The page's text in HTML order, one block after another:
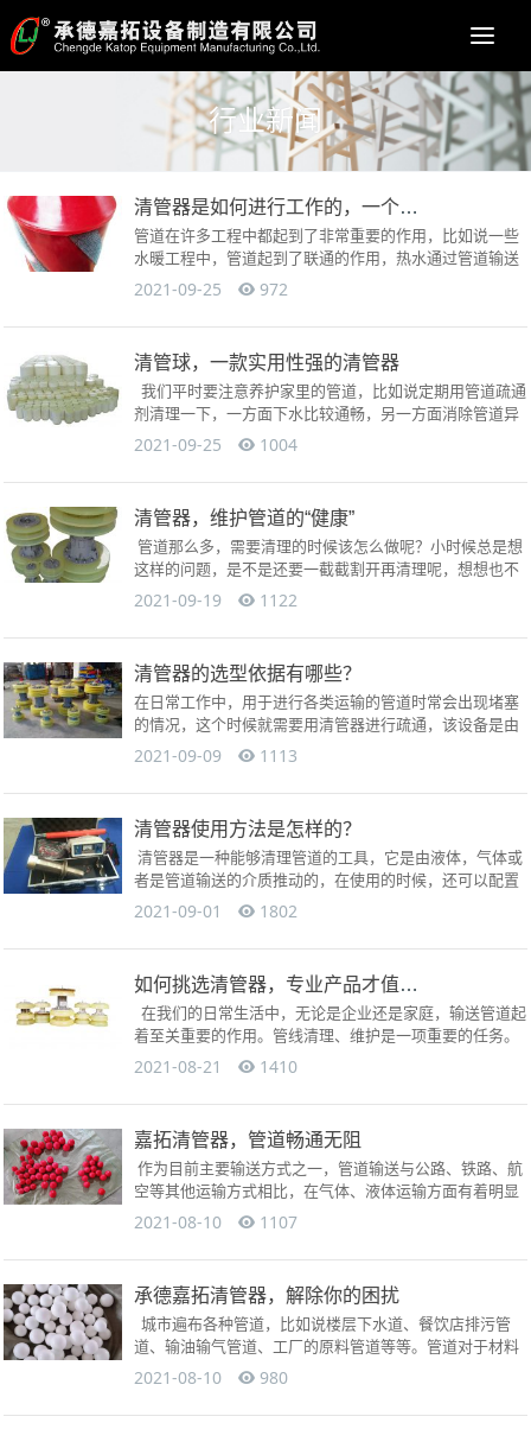
行业新闻
清管器是如何进行工作的，一个好的产品需要具备这些优点！
管道在许多工程中都起到了非常重要的作用，比如说一些
水暖工程中，管道起到了联通的作用，热水通过管道输送
到各个暖气中，然后为用户们带来温暖，但这种管道大多
都是以聚乙烯...
2021-09-25 972
清管球，一款实用性强的清管器
我们平时要注意养护家里的管道，比如说定期用管道疏通
剂清理一下，一方面下水比较通畅，另一方面消除管道异
味。管道疏通干净了，家居环境才会更加的整洁。城市...
2021-09-25 1004
清管器，维护管道的“健康”
管道那么多，需要清理的时候该怎么做呢？小时候总是想
这样的问题，是不是还要一截截割开再清理呢，想想也不
太现实，这样太费事了，把管道割开相当于把管道作
废，...
2021-09-19 1122
清管器的选型依据有哪些？
在日常工作中，用于进行各类运输的管道时常会出现堵塞
的情况，这个时候就需要用清管器进行疏通，该设备是由
气体、液体等方式对堵塞物进行推动，以达到管道疏通效
果的一种工具...
2021-09-09 1113
清管器使用方法是怎样的？
清管器是一种能够清理管道的工具，它是由液体，气体或
者是管道输送的介质推动的，在使用的时候，还可以配置
其他的部件，以完成复杂的管道清理，今天就给大家具
体...
2021-09-01 1802
如何挑选清管器，专业产品才值得信赖！
在我们的日常生活中，无论是企业还是家庭，输送管道起
着至关重要的作用。管线清理、维护是一项重要的任务。
因为管道通常不会敷设在地面上，都深埋在地下或者安...
2021-08-21 1410
嘉拓清管器，管道畅通无阻
作为目前主要输送方式之一，管道输送与公路、铁路、航
空等其他运输方式相比，在气体、液体运输方面有着明显
的优势。管道大多数一般深埋于地下，露出地表部分较
少...
2021-08-10 1107
承德嘉拓清管器，解除你的困扰
城市遍布各种管道，比如说楼层下水道、餐饮店排污管
道、输油输气管道、工厂的原料管道等等。管道对于材料
或能源的输送和排放有很大的作用，一旦出现堵塞不通
的...
2021-08-10 980